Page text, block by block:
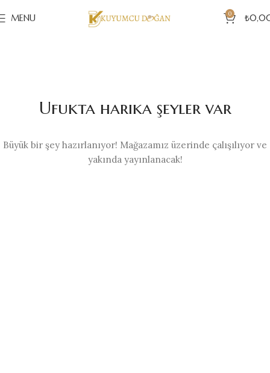
MENU 0 ₺
Ufukta harika şeyler var
Büyük bir şey hazırlanıyor! Mağazamız üzerinde çalışılıyor ve
yakında yayınlanacak!